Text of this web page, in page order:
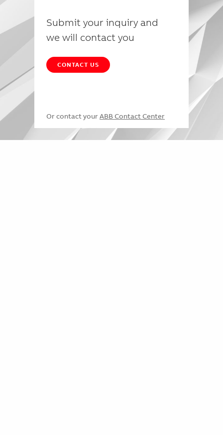
Submit your inquiry and
we will contact you
CONTACT US
Or contact your ABB Contact Center